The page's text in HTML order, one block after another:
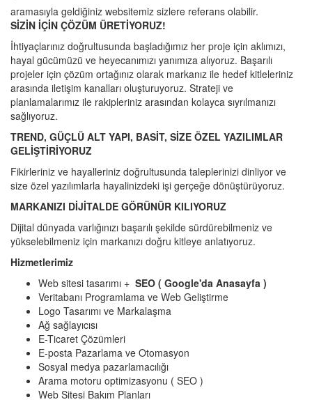
aramasıyla geldiğiniz websitemiz sizlere referans olabilir.
SİZİN İÇİN ÇÖZÜM ÜRETİYORUZ!
İhtiyaçlarınız doğrultusunda başladığımız her proje için aklımızı,
hayal gücümüzü ve heyecanımızı yanımıza alıyoruz. Başarılı
projeler için çözüm ortağınız olarak markanız ile hedef kitleleriniz
arasında iletişim kanalları oluşturuyoruz. Strateji ve
planlamalarımız ile rakipleriniz arasından kolayca sıyrılmanızı
sağlıyoruz.
TREND, GÜÇLÜ ALT YAPI, BASİT, SİZE ÖZEL YAZILIMLAR
GELİŞTİRİYORUZ
Fikirleriniz ve hayalleriniz doğrultusunda taleplerinizi dinliyor ve
size özel yazılımlarla hayalinizdeki işi gerçeğe dönüştürüyoruz.
MARKANIZI DİJİTALDE GÖRÜNÜR KILIYORUZ
Dijital dünyada varlığınızı başarılı şekilde sürdürebilmeniz ve
yükselebilmeniz için markanızı doğru kitleye anlatıyoruz.
Hizmetlerimiz
Web sitesi tasarımı + SEO ( Google'da Anasayfa )
Veritabanı Programlama ve Web Geliştirme
Logo Tasarımı ve Markalaşma
Ağ sağlayıcısı
E-Ticaret Çözümleri
E-posta Pazarlama ve Otomasyon
Sosyal medya pazarlamacılığı
Arama motoru optimizasyonu ( SEO )
Web Sitesi Bakım Planları